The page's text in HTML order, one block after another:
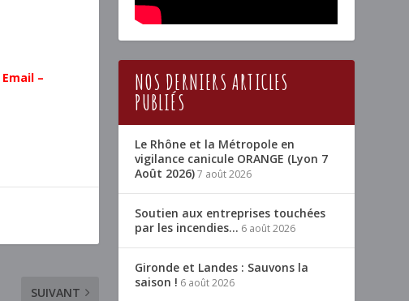
–
SUIVANT
NOS DERNIERS ARTICLES
PUBLIÉS
Le Rhône et la Métropole en
vigilance canicule ORANGE (Lyon 7
Août 2026)7 août 2026
Soutien aux entreprises touchées
par les incendies… 6 août 2026
Gironde et Landes : Sauvons la
saison ! 6 août 2026